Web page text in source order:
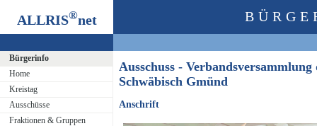
ALLRIS®net
Bürgerinfo
Home
Kreistag
Ausschüsse
Fraktionen & Gruppen
Ausschuss -
Schwäbisch Gmünd
Anschrift